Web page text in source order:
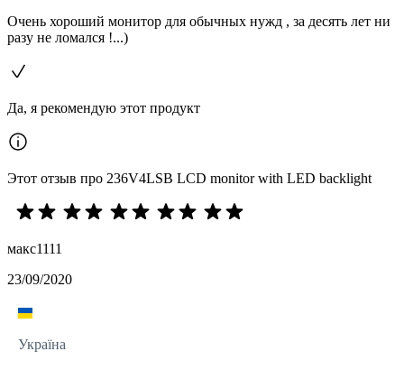
Очень хороший монитор для обычных нужд , за десять лет ни
разу не ломался !...)
Да, я рекомендую этот продукт
Этот отзыв про 236V4LSB LCD monitor with LED backlight
макс1111
23/09/2020
Україна